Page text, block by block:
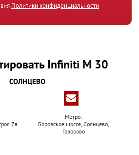
Политики конфиденциальности
Infiniti M 30
СОЛНЦЕВО
7а
Метро:
Боровское шоссе, Солнцево,
Говорово